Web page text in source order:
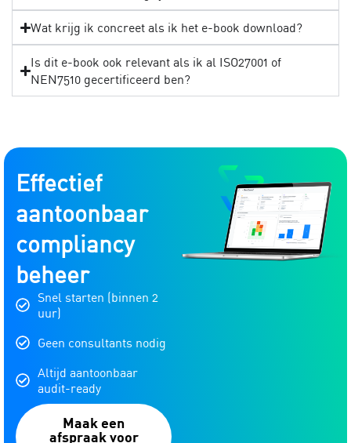
Wat krijg ik concreet als ik het e-book download?
Is dit e-book ook relevant als ik al ISO27001 of
NEN7510 gecertificeerd ben?
Effectief
aantoonbaar
compliancy
beheer
Snel starten (binnen 2
uur)
Geen consultants nodig
Altijd aantoonbaar
audit-ready
Maak een
afspraak voor